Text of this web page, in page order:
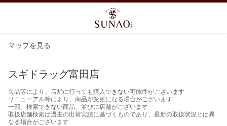
マップを見る
スギドラッグ富田店
欠品等により、店舗に行っても購入できない可能性がございます
リニューアル等により、商品が変更になる場合がございます
一部、検索できない商品、並びに店舗がございます
取扱店舗検索は過去の出荷実績に基づくものであり、最新の取扱状況とは異
なる場合がございます